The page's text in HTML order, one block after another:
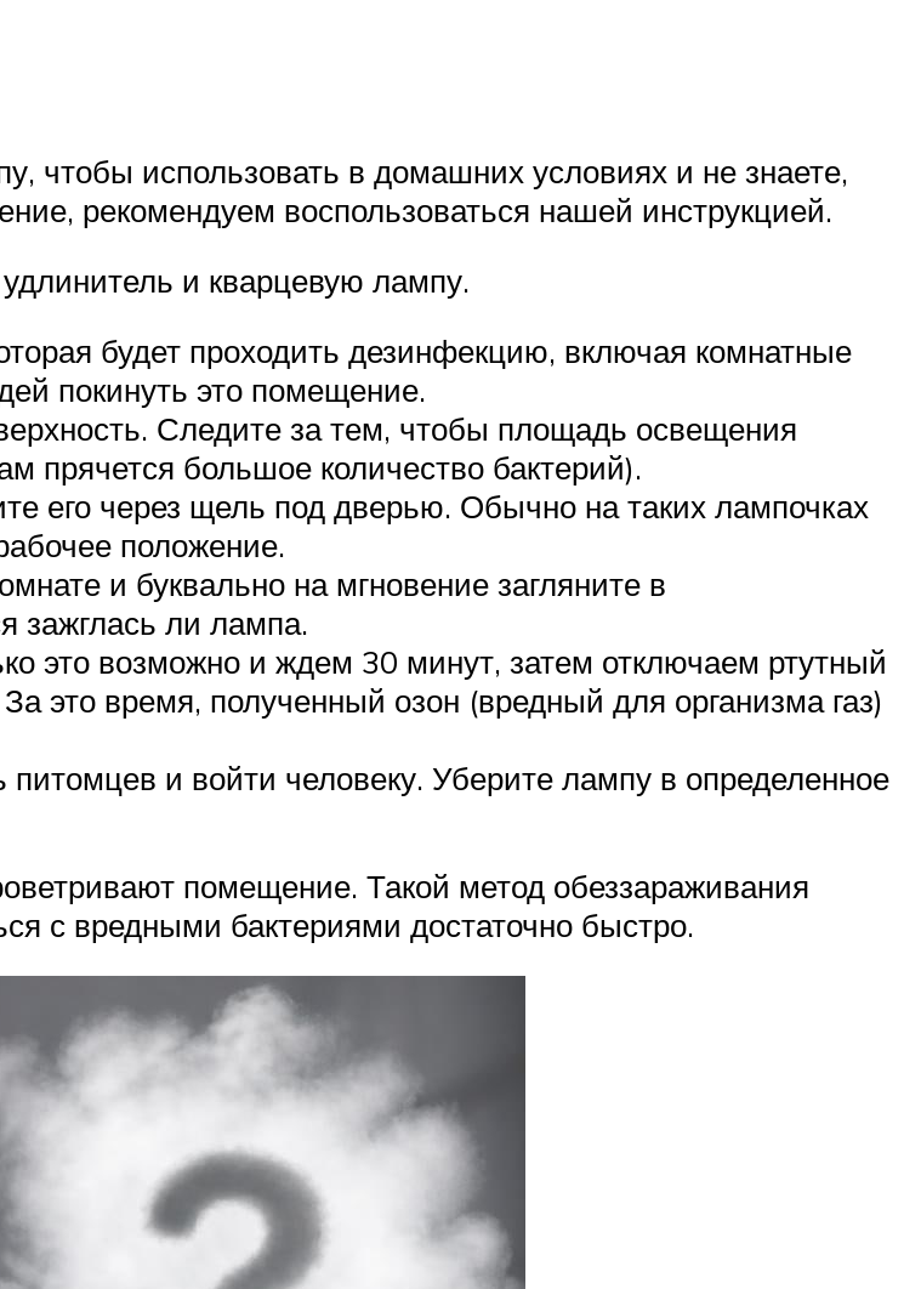
чтобы использовать в домашних условиях и не знаете,
рекомендуем воспользоваться нашей инструкцией.
и кварцевую лампу.
будет проходить дезинфекцию, включая комнатные
покинуть это помещение.
Следите за тем, чтобы площадь освещения
прячется большое количество бактерий).
его через щель под дверью. Обычно на таких лампочках
положение.
и буквально на мгновение загляните в
зажглась ли лампа.
это возможно и ждем 30 минут, затем отключаем ртутный
это время, полученный озон (вредный для организма газ)
и войти человеку. Уберите лампу в определенное
помещение. Такой метод обеззараживания
с вредными бактериями достаточно быстро.